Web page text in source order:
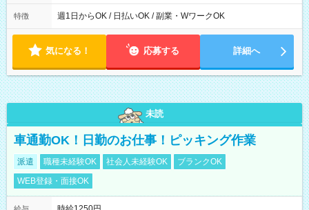
特徴 週1日からOK / 日払いOK / 副業・WワークOK
気になる！ 応募する 詳細へ
未読
車通勤OK！日勤のお仕事！ピッキング作業
派遣 職種未経験OK 社会人未経験OK
ブランクOK
WEB登録・面接OK